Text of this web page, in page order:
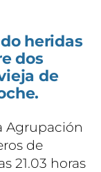
heridas
dos
de
Agrupación
de
21.03 horas